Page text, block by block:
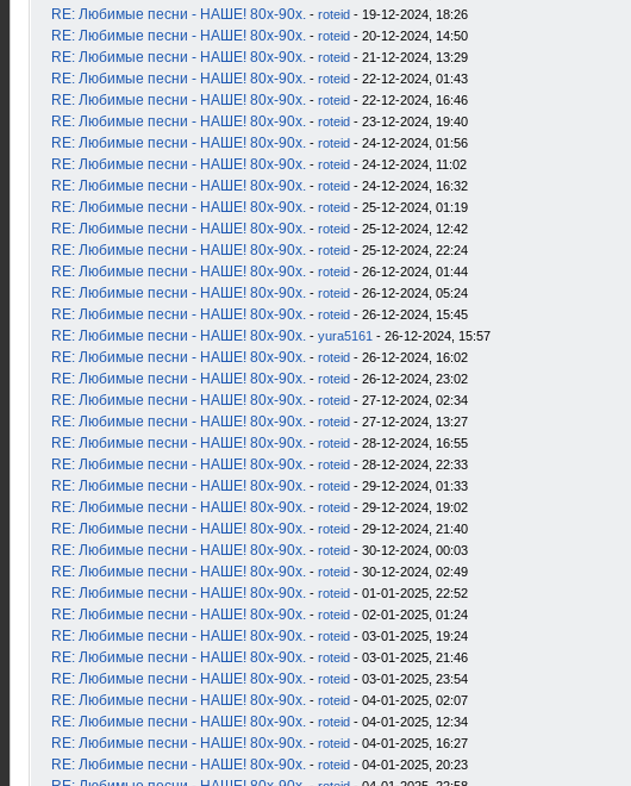
RE: Любимые песни - НАШЕ! 80х-90х. - roteid - 19-12-2024, 18:26
RE: Любимые песни - НАШЕ! 80х-90х. - roteid - 20-12-2024, 14:50
RE: Любимые песни - НАШЕ! 80х-90х. - roteid - 21-12-2024, 13:29
RE: Любимые песни - НАШЕ! 80х-90х. - roteid - 22-12-2024, 01:43
RE: Любимые песни - НАШЕ! 80х-90х. - roteid - 22-12-2024, 16:46
RE: Любимые песни - НАШЕ! 80х-90х. - roteid - 23-12-2024, 19:40
RE: Любимые песни - НАШЕ! 80х-90х. - roteid - 24-12-2024, 01:56
RE: Любимые песни - НАШЕ! 80х-90х. - roteid - 24-12-2024, 11:02
RE: Любимые песни - НАШЕ! 80х-90х. - roteid - 24-12-2024, 16:32
RE: Любимые песни - НАШЕ! 80х-90х. - roteid - 25-12-2024, 01:19
RE: Любимые песни - НАШЕ! 80х-90х. - roteid - 25-12-2024, 12:42
RE: Любимые песни - НАШЕ! 80х-90х. - roteid - 25-12-2024, 22:24
RE: Любимые песни - НАШЕ! 80х-90х. - roteid - 26-12-2024, 01:44
RE: Любимые песни - НАШЕ! 80х-90х. - roteid - 26-12-2024, 05:24
RE: Любимые песни - НАШЕ! 80х-90х. - roteid - 26-12-2024, 15:45
RE: Любимые песни - НАШЕ! 80х-90х. - yura5161 - 26-12-2024, 15:57
RE: Любимые песни - НАШЕ! 80х-90х. - roteid - 26-12-2024, 16:02
RE: Любимые песни - НАШЕ! 80х-90х. - roteid - 26-12-2024, 23:02
RE: Любимые песни - НАШЕ! 80х-90х. - roteid - 27-12-2024, 02:34
RE: Любимые песни - НАШЕ! 80х-90х. - roteid - 27-12-2024, 13:27
RE: Любимые песни - НАШЕ! 80х-90х. - roteid - 28-12-2024, 16:55
RE: Любимые песни - НАШЕ! 80х-90х. - roteid - 28-12-2024, 22:33
RE: Любимые песни - НАШЕ! 80х-90х. - roteid - 29-12-2024, 01:33
RE: Любимые песни - НАШЕ! 80х-90х. - roteid - 29-12-2024, 19:02
RE: Любимые песни - НАШЕ! 80х-90х. - roteid - 29-12-2024, 21:40
RE: Любимые песни - НАШЕ! 80х-90х. - roteid - 30-12-2024, 00:03
RE: Любимые песни - НАШЕ! 80х-90х. - roteid - 30-12-2024, 02:49
RE: Любимые песни - НАШЕ! 80х-90х. - roteid - 01-01-2025, 22:52
RE: Любимые песни - НАШЕ! 80х-90х. - roteid - 02-01-2025, 01:24
RE: Любимые песни - НАШЕ! 80х-90х. - roteid - 03-01-2025, 19:24
RE: Любимые песни - НАШЕ! 80х-90х. - roteid - 03-01-2025, 21:46
RE: Любимые песни - НАШЕ! 80х-90х. - roteid - 03-01-2025, 23:54
RE: Любимые песни - НАШЕ! 80х-90х. - roteid - 04-01-2025, 02:07
RE: Любимые песни - НАШЕ! 80х-90х. - roteid - 04-01-2025, 12:34
RE: Любимые песни - НАШЕ! 80х-90х. - roteid - 04-01-2025, 16:27
RE: Любимые песни - НАШЕ! 80х-90х. - roteid - 04-01-2025, 20:23